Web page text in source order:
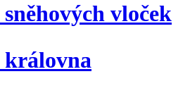
vloček
královna